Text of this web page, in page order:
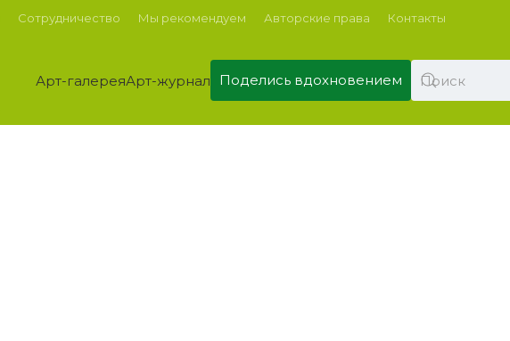
Сотрудничество Мы рекомендуем Авторские права Контакты
Арт-галереяАрт-журнал Поделись вдохновением